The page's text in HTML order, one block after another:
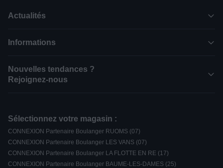
Actualités
Informations
Nouvelles tendances ?
Rejoignez-nous
Sélectionnez votre magasin :
CONNEXION Partenaire Boulanger RUOMS (07)
CONNEXION Partenaire Boulanger LES VANS (07)
CONNEXION Partenaire Boulanger LA FLOTTE EN RE (17)
CONNEXION Partenaire Boulanger BAUME-LES-DAMES (25)